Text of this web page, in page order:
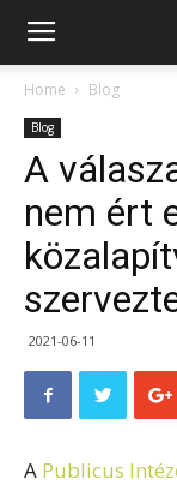
Home Blog
Blog
A
nem ért
2021-06-11
A Publicus